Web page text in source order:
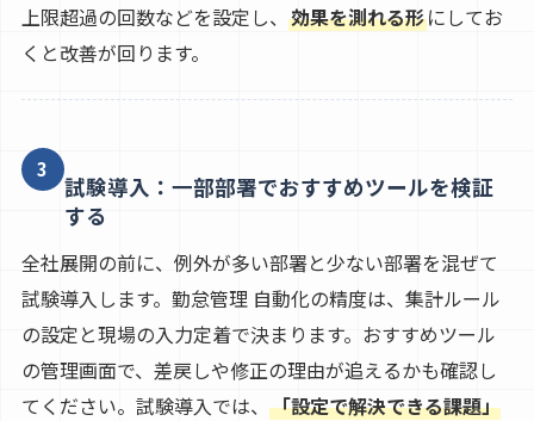
上限超過の回数などを設定し、 効果を測れる形にしてお
くと改善が回ります。
3
試験導入：一部部署でおすすめツールを検証
する
全社展開の前に、例外が多い部署と少ない部署を混ぜて
試験導入します。勤怠管理 自動化の精度は、集計ルール
の設定と現場の入力定着で決まります。おすすめツール
の管理画面で、差戻しや修正の理由が追えるかも確認し
てください。試験導入では、 「設定で解決できる課題」